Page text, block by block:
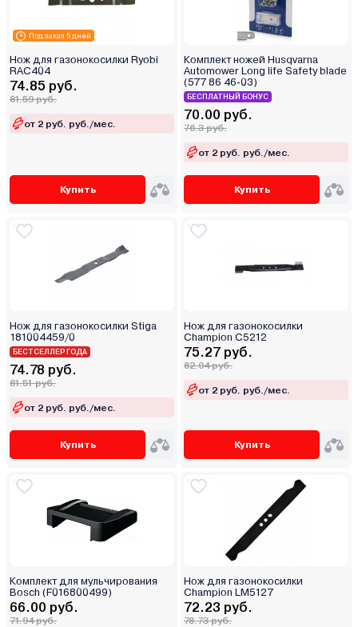
Под заказ 5 дней
Нож для газонокосилки Ryobi
RAC404
74.85 руб.
81.59 руб.
от 2 руб. руб./мес.
Купить
Комплект ножей Husqvarna
Automower Long life Safety blade
(577 86 46-03)
БЕСПЛАТНЫЙ БОНУС
70.00 руб.
76.3 руб.
от 2 руб. руб./мес.
Купить
Нож для газонокосилки Stiga
181004459/0
БЕСТСЕЛЛЕР ГОДА
74.78 руб.
81.51 руб.
от 2 руб. руб./мес.
Купить
Нож для газонокосилки
Champion C5212
75.27 руб.
82.04 руб.
от 2 руб. руб./мес.
Купить
Комплект для мульчирования
Bosch (F016800499)
66.00 руб.
71.94 руб.
Нож для газонокосилки
Champion LM5127
72.23 руб.
78.73 руб.